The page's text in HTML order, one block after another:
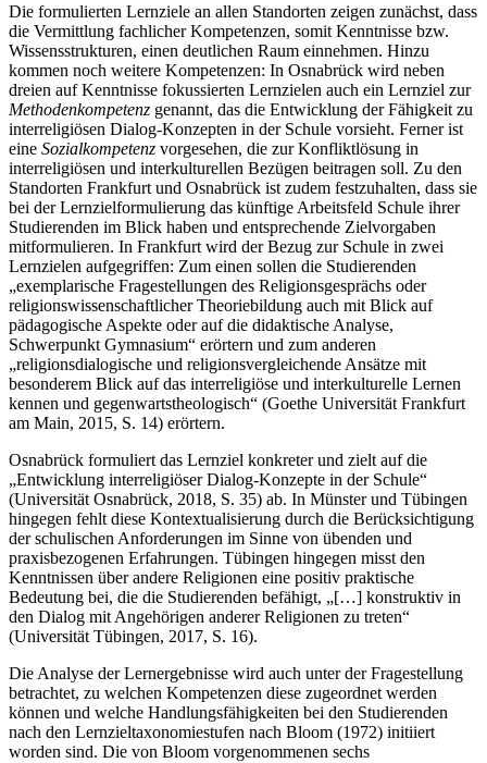
Die formulierten Lernziele an allen Standorten zeigen zunächst, dass
die Vermittlung fachlicher Kompetenzen, somit Kenntnisse bzw.
Wissensstrukturen, einen deutlichen Raum einnehmen. Hinzu
kommen noch weitere Kompetenzen: In Osnabrück wird neben
dreien auf Kenntnisse fokussierten Lernzielen auch ein Lernziel zur
Methodenkompetenz genannt, das die Entwicklung der Fähigkeit zu
interreligiösen Dialog-Konzepten in der Schule vorsieht. Ferner ist
eine Sozialkompetenz vorgesehen, die zur Konfliktlösung in
interreligiösen und interkulturellen Bezügen beitragen soll. Zu den
Standorten Frankfurt und Osnabrück ist zudem festzuhalten, dass sie
bei der Lernzielformulierung das künftige Arbeitsfeld Schule ihrer
Studierenden im Blick haben und entsprechende Zielvorgaben
mitformulieren. In Frankfurt wird der Bezug zur Schule in zwei
Lernzielen aufgegriffen: Zum einen sollen die Studierenden
„exemplarische Fragestellungen des Religionsgesprächs oder
religionswissenschaftlicher Theoriebildung auch mit Blick auf
pädagogische Aspekte oder auf die didaktische Analyse,
Schwerpunkt Gymnasium“ erörtern und zum anderen
„religionsdialogische und religionsvergleichende Ansätze mit
besonderem Blick auf das interreligiöse und interkulturelle Lernen
kennen und gegenwartstheologisch“ (Goethe Universität Frankfurt
am Main, 2015, S. 14) erörtern.
Osnabrück formuliert das Lernziel konkreter und zielt auf die
„Entwicklung interreligiöser Dialog-Konzepte in der Schule“
(Universität Osnabrück, 2018, S. 35) ab. In Münster und Tübingen
hingegen fehlt diese Kontextualisierung durch die Berücksichtigung
der schulischen Anforderungen im Sinne von übenden und
praxisbezogenen Erfahrungen. Tübingen hingegen misst den
Kenntnissen über andere Religionen eine positiv praktische
Bedeutung bei, die die Studierenden befähigt, „[…] konstruktiv in
den Dialog mit Angehörigen anderer Religionen zu treten“
(Universität Tübingen, 2017, S. 16).
Die Analyse der Lernergebnisse wird auch unter der Fragestellung
betrachtet, zu welchen Kompetenzen diese zugeordnet werden
können und welche Handlungsfähigkeiten bei den Studierenden
nach den Lernzieltaxonomiestufen nach Bloom (1972) initiiert
worden sind. Die von Bloom vorgenommenen sechs